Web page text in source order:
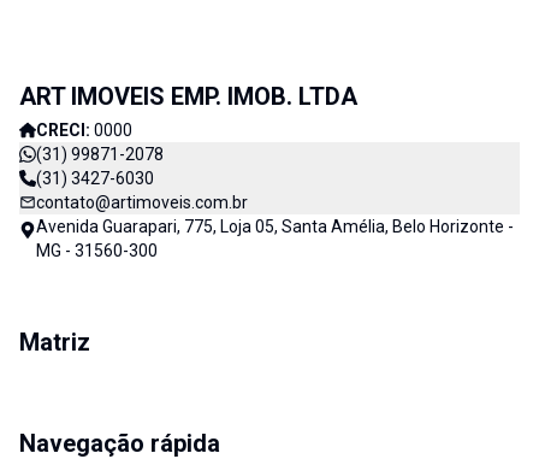
ART IMOVEIS EMP. IMOB. LTDA
CRECI: 0000
(31) 99871-2078
(31) 3427-6030
contato@artimoveis.com.br
Avenida Guarapari, 775, Loja 05, Santa Amélia, Belo Horizonte -
MG - 31560-300
Matriz
Navegação rápida